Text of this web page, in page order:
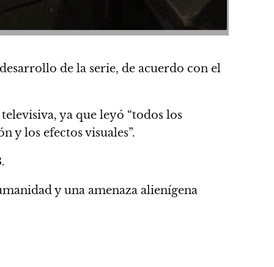
de la serie, de acuerdo con el
ya que leyó “todos los
y los efectos visuales”.
y una amenaza alienígena